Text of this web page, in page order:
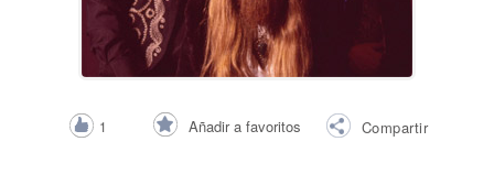
1 Añadir a favoritos Compartir